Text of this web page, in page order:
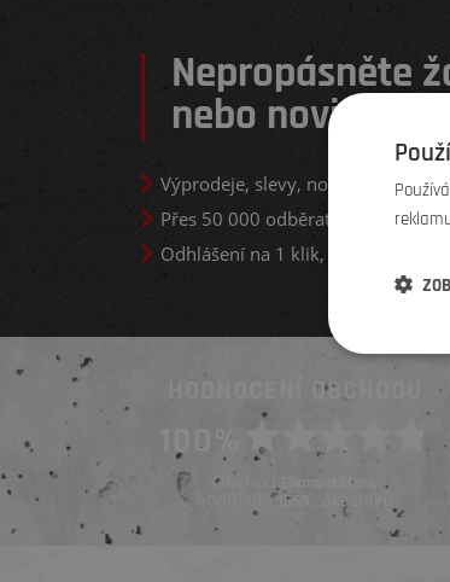
Nepropásněte
nebo novinku
Výprodeje, slevy, nové produkty a
Přes 50 000 odběratelů
Odhlášení na 1 klik, když se vám
HODNOCENÍ OBCHODU
100%
Obchod ElementStore
hodnotilo 1669 zákazníků
Před týdnem